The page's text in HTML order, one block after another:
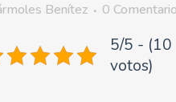
Benítez
0
5/5 - (10
votos)